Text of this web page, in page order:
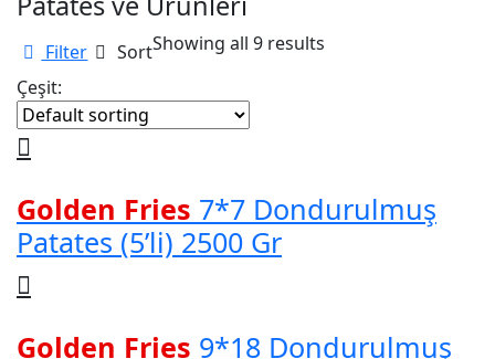
Filter SortShowing all 9 results
Çeşit:
Golden Fries 7*7 Dondurulmuş
Patates (5’li) 2500 Gr
Golden Fries 9*18 Dondurulmuş